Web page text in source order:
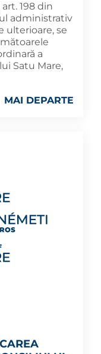
198 din
administrativ
ulterioare, se
a
Satu Mare,
MAI DEPARTE